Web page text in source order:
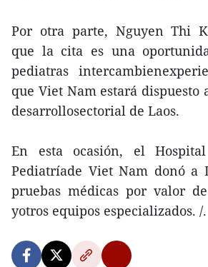
Por otra parte, Nguyen Thi
que la cita es una
pediatras
que Viet Nam estará dispuesto
desarrollosectorial de Laos.
En esta ocasión, el
Pediatríade Viet Nam donó a
pruebas médicas por valor
yotros equipos especializados. /.